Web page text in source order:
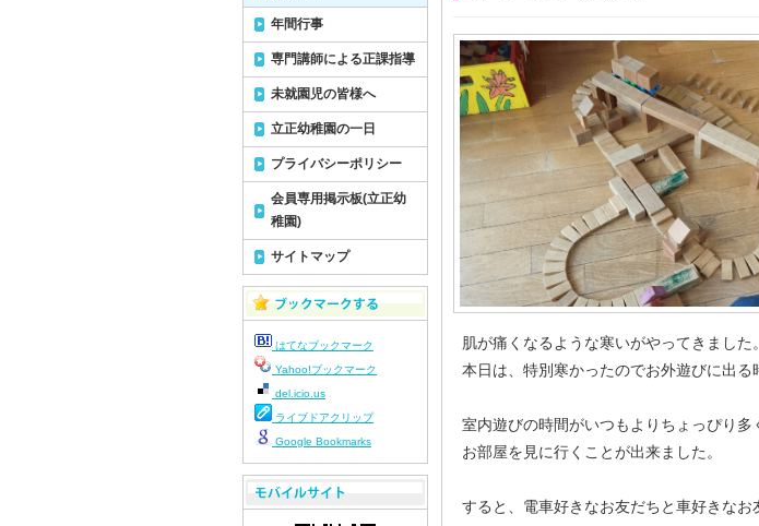
肌が痛くなるような寒いがやってきました。
本日は、特別寒かったのでお外遊びに出る
室内遊びの時間がいつもよりちょっぴり多
お部屋を見に行くことが出来ました。
すると、電車好きなお友だちと車好きなお
年間行事
専門講師による正課指導
未就園児の皆様へ
立正幼稚園の一日
プライバシーポリシー
会員専用掲示板(立正幼
稚園)
サイトマップ
はてなブックマーク
Yahoo!ブックマーク
del.icio.us
ライブドアクリップ
Google Bookmarks